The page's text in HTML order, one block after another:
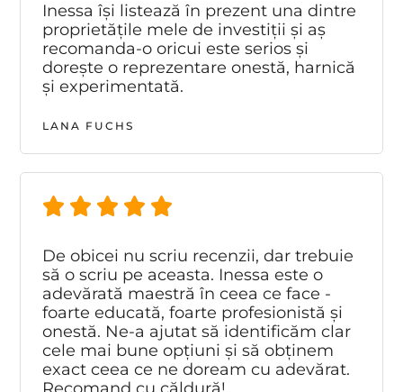
Inessa își listează în prezent una dintre
proprietățile mele de investiții și aș
recomanda-o oricui este serios și
dorește o reprezentare onestă, harnică
și experimentată.
LANA FUCHS
De obicei nu scriu recenzii, dar trebuie
să o scriu pe aceasta. Inessa este o
adevărată maestră în ceea ce face -
foarte educată, foarte profesionistă și
onestă. Ne-a ajutat să identificăm clar
cele mai bune opțiuni și să obținem
exact ceea ce ne doream cu adevărat.